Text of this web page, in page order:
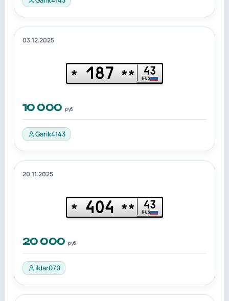
03.12.2025
* 187 ** 43
RUS
10 000 руб
Garik4143
20.11.2025
* 404 ** 43
RUS
20 000 руб
ildar070